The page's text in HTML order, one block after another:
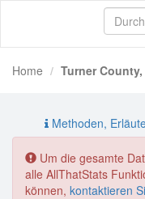
Home Turner County,
Methoden,
Um die gesamte
alle AllThatStats
können, kontaktieren